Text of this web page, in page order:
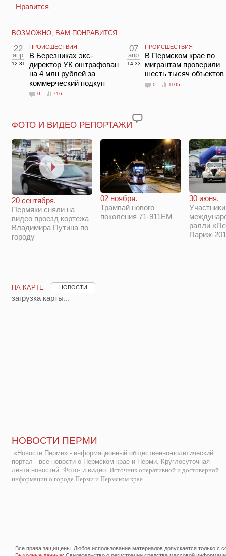
Нравится
ВОЗМОЖНО, ВАМ ПОНРАВИТСЯ
22
апр
12:31
ПРОИСШЕСТВИЯ
В Березниках экс-
директор УК оштрафован
на 4 млн рублей за
коммерческий подкуп
0 716
07
апр
14:33
ПРОИСШЕСТВИЯ
В Пермском крае по
мигрантам проверили
шесть тысяч объектов
0 1105
ФОТО И ВИДЕО РЕПОРТАЖИ
20 сентября.
Пермяки сняли на
видео проезд кортежа
Владимира Путина по
городу
02 ноября.
Трамвай нового
поколения 71-911ЕМ
30 июня.
Участники
ралли
Париж-
НА КАРТЕ НОВОСТИ
загрузка карты...
НОВОСТИ ПЕРМИ
«Новости Перми» - информационный общественно-политический
портал - все новости о Пермском крае и Перми. Круглосуточная
лента новостей. Фото- и видео. Источник оперативной и достоверной
информации о городе Перми и Пермском крае.
Все права защищены. Любое использование материалов допускается только с